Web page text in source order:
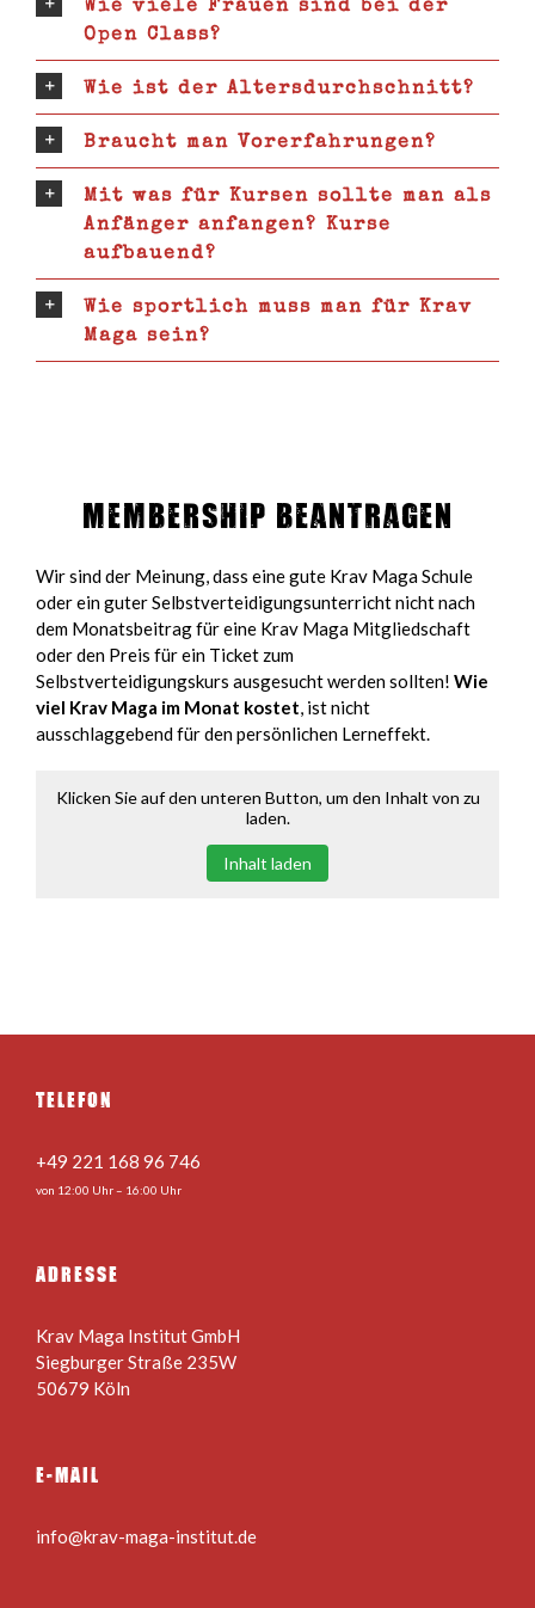
Open Class?
Wie ist der Altersdurchschnitt?
Braucht man Vorerfahrungen?
Mit was für Kursen sollte man als
Anfänger anfangen? Kurse
aufbauend?
Wie sportlich muss man für Krav
Maga sein?
Membership beantragen
Wir sind der Meinung, dass eine gute Krav Maga Schule
oder ein guter Selbstverteidigungsunterricht nicht nach
dem Monatsbeitrag für eine Krav Maga Mitgliedschaft
oder den Preis für ein Ticket zum
Selbstverteidigungskurs ausgesucht werden sollten! Wie
viel Krav Maga im Monat kostet, ist nicht
ausschlaggebend für den persönlichen Lerneffekt.
Klicken Sie auf den unteren Button, um den Inhalt von zu
laden.
Inhalt laden
TELEFON
+49 221 168 96 746
von 12:00 Uhr – 16:00 Uhr
ADRESSE
Krav Maga Institut GmbH
Siegburger Straße 235W
50679 Köln
E-MAIL
info@krav-maga-institut.de